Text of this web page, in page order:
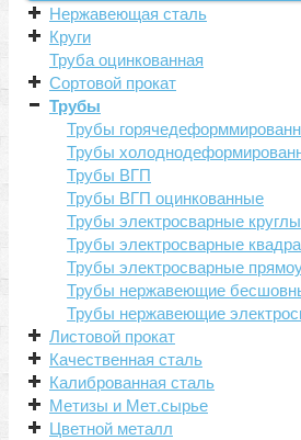
Круги
Труба оцинкованная
Сортовой прокат
Трубы
Листовой прокат
Качественная сталь
Калиброванная сталь
Метизы и Мет.сырье
Цветной металл
Прайсы
Контакты
Нержавеющая сталь
Круги
Труба оцинкованная
Сортовой прокат
Трубы
Трубы
Трубы
Трубы ВГП
Трубы ВГП оцинкованные
Трубы электросварные
Трубы электросварные
Трубы электросварные
Трубы нержавеющие
Трубы нержавеющие
Листовой прокат
Качественная сталь
Калиброванная сталь
Метизы и Мет.сырье
Цветной металл